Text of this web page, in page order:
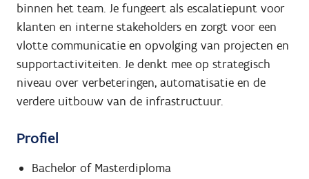
binnen het team. Je fungeert als escalatiepunt voor
klanten en interne stakeholders en zorgt voor een
vlotte communicatie en opvolging van projecten en
supportactiviteiten. Je denkt mee op strategisch
niveau over verbeteringen, automatisatie en de
verdere uitbouw van de infrastructuur.
Profiel
Bachelor of Masterdiploma